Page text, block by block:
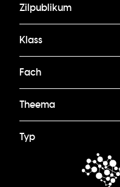
Zilpublikum
Klass
Fach
Theema
Typ